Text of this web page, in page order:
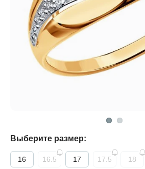
Выберите размер:
16 16.5 17 17.5 18